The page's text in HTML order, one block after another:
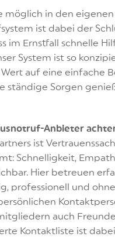
möglich in den
ist dabei der
im Ernstfall schnelle
System ist so
auf eine einfache
ständige Sorgen
Anbieter
ist
Schnelligkeit,
Hier betreuen
professionell und
auch
Kontaktliste ist